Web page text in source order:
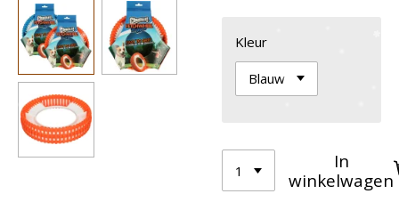
Kleur
In
winkelwagen